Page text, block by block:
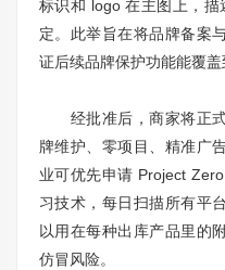
标识和 logo 在主图上，
定。此举旨在将品牌备案
证后续品牌保护功能能覆盖
经批准后，商家将正式
牌维护、零项目、精准广
业可优先申请 Project
习技术，每日扫描所有平
以用在每种出库产品里的
仿冒风险。